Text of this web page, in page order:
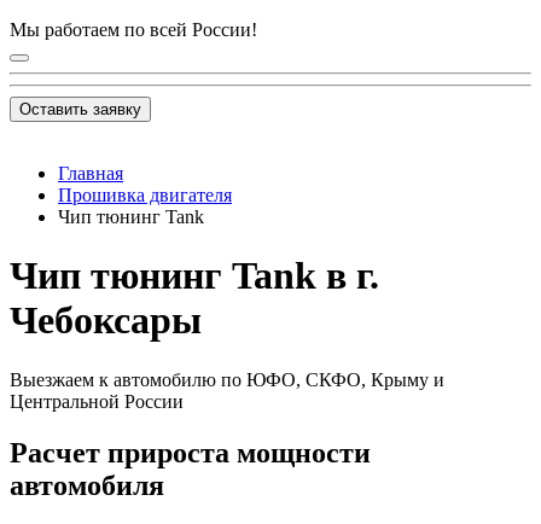
Мы работаем по всей России!
Оставить заявку
Главная
Прошивка двигателя
Чип тюнинг Tank
Чип тюнинг Tank в г.
Чебоксары
Выезжаем к автомобилю по ЮФО, СКФО, Крыму и
Центральной России
Расчет прироста мощности
автомобиля